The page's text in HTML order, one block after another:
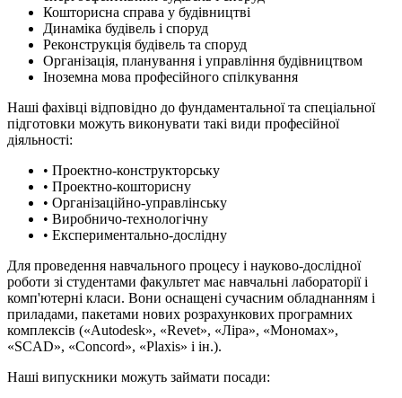
Кошторисна справа у будівництві
Динаміка будівель і споруд
Реконструкція будівель та споруд
Організація, планування і управління будівництвом
Іноземна мова професійного спілкування
Наші фахівці відповідно до фундаментальної та спеціальної
підготовки можуть виконувати такі види професійної
діяльності:
• Проектно-конструкторську
• Проектно-кошторисну
• Організаційно-управлінську
• Виробничо-технологічну
• Експериментально-дослідну
Для проведення навчального процесу і науково-дослідної
роботи зі студентами факультет має навчальні лабораторії і
комп'ютерні класи. Вони оснащені сучасним обладнанням і
приладами, пакетами нових розрахункових програмних
комплексів («Autodesk», «Revet», «Ліра», «Мономах»,
«SCAD», «Concord», «Plaxis» і ін.).
Наші випускники можуть займати посади: